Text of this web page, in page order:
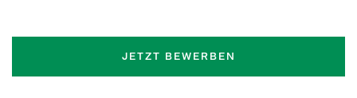
JETZT BEWERBEN